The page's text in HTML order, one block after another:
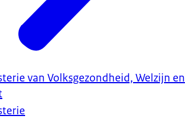
van Volksgezondheid, Welzijn en